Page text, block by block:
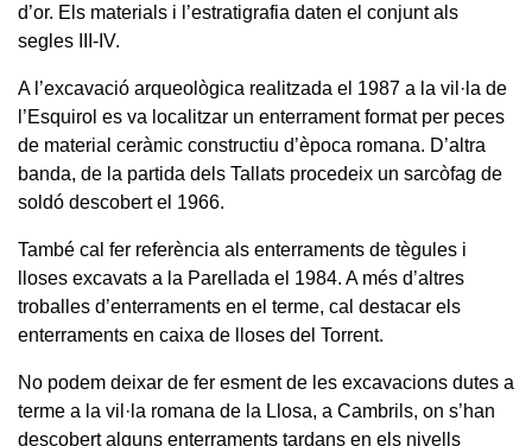
d’or. Els materials i l’estratigrafia daten el conjunt als
segles III-IV.
A l’excavació arqueològica realitzada el 1987 a la vil·la de
l’Esquirol es va localitzar un enterrament format per peces
de material ceràmic constructiu d’època romana. D’altra
banda, de la partida dels Tallats procedeix un sarcòfag de
soldó descobert el 1966.
També cal fer referència als enterraments de tègules i
lloses excavats a la Parellada el 1984. A més d’altres
troballes d’enterraments en el terme, cal destacar els
enterraments en caixa de lloses del Torrent.
No podem deixar de fer esment de les excavacions dutes a
terme a la vil·la romana de la Llosa, a Cambrils, on s’han
descobert alguns enterraments tardans en els nivells